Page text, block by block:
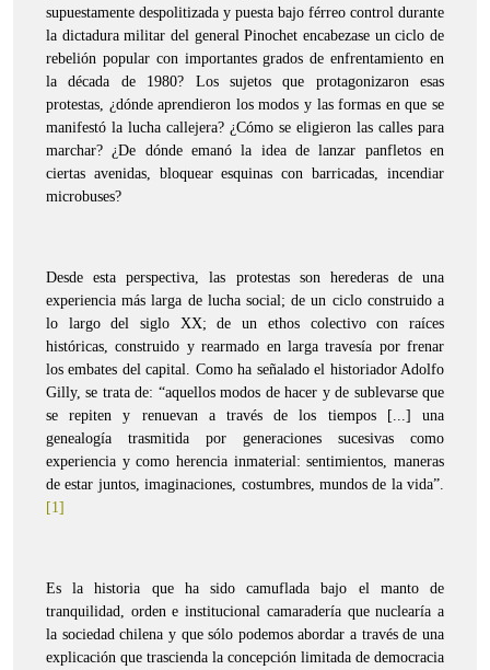
supuestamente despolitizada y puesta bajo férreo control durante
la dictadura militar del general Pinochet encabezase un ciclo de
rebelión popular con importantes grados de enfrentamiento en
la década de 1980? Los sujetos que protagonizaron esas
protestas, ¿dónde aprendieron los modos y las formas en que se
manifestó la lucha callejera? ¿Cómo se eligieron las calles para
marchar? ¿De dónde emanó la idea de lanzar panfletos en
ciertas avenidas, bloquear esquinas con barricadas, incendiar
microbuses?
Desde esta perspectiva, las protestas son herederas de una
experiencia más larga de lucha social; de un ciclo construido a
lo largo del siglo XX; de un ethos colectivo con raíces
históricas, construido y rearmado en larga travesía por frenar
los embates del capital. Como ha señalado el historiador Adolfo
Gilly, se trata de: “aquellos modos de hacer y de sublevarse que
se repiten y renuevan a través de los tiempos [...] una
genealogía trasmitida por generaciones sucesivas como
experiencia y como herencia inmaterial: sentimientos, maneras
de estar juntos, imaginaciones, costumbres, mundos de la vida”.
[1]
Es la historia que ha sido camuflada bajo el manto de
tranquilidad, orden e institucional camaradería que nuclearía a
la sociedad chilena y que sólo podemos abordar a través de una
explicación que trascienda la concepción limitada de democracia